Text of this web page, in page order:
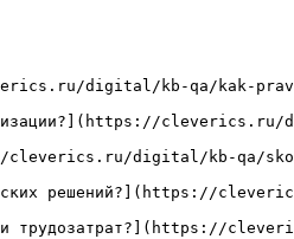
digital/kb-qa/kak-
cleverics.ru/digital/kb-
решений?](https://
трудозатрат?](https://